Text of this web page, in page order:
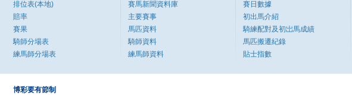
排位表(本地)
賠率
賽果
騎師分場表
練馬師分場表
賽馬新聞資料庫
主要賽事
馬匹資料
騎師資料
練馬師資料
賽日數據
初出馬介紹
騎練配對及初岀馬成績
馬匹搬遷紀錄
貼士指數
博彩要有節制